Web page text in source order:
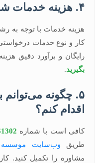
۴. هزینه خدمات شما چقدر است؟
هزینه خدمات با توجه به
کار و نوع خدمات
رایگان و برآورد دقیق
بگیرید.
۵. چگونه
اقدام کنم؟
کافی است با شماره
طریق وب‌سایت موسسه
مشاوره را تکمیل کنید.